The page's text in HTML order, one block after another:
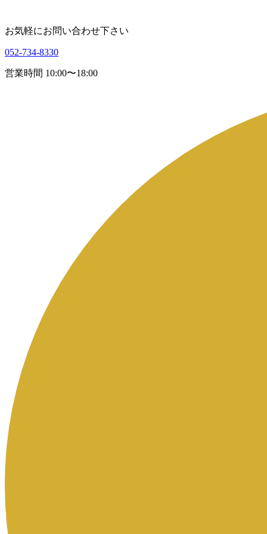
お気軽にお問い合わせ下さい
052-734-8330
営業時間 10:00〜18:00